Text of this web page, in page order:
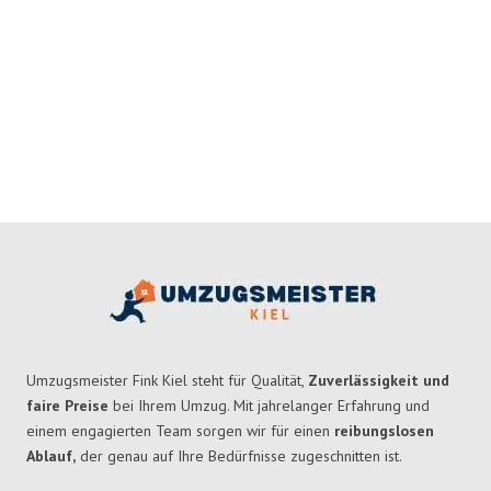
Umzugsmeister Fink Kiel steht für Qualität, Zuverlässigkeit und
faire Preise bei Ihrem Umzug. Mit jahrelanger Erfahrung und
einem engagierten Team sorgen wir für einen reibungslosen
Ablauf, der genau auf Ihre Bedürfnisse zugeschnitten ist.